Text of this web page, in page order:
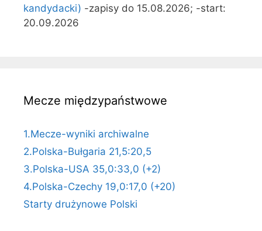
kandydacki) -zapisy do 15.08.2026; -start:
20.09.2026
Mecze międzypaństwowe
1.Mecze-wyniki archiwalne
2.Polska-Bułgaria 21,5:20,5
3.Polska-USA 35,0:33,0 (+2)
4.Polska-Czechy 19,0:17,0 (+20)
Starty drużynowe Polski